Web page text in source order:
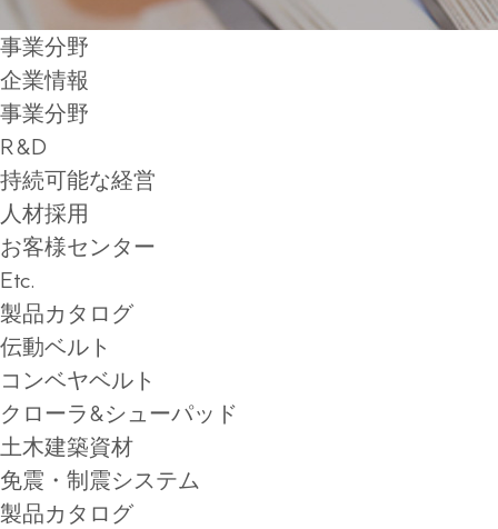
事業分野
企業情報
事業分野
R&D
持続可能な経営
人材採用
お客様センター
Etc.
製品カタログ
伝動ベルト
コンベヤベルト
クローラ&シューパッド
土木建築資材
免震・制震システム
製品カタログ